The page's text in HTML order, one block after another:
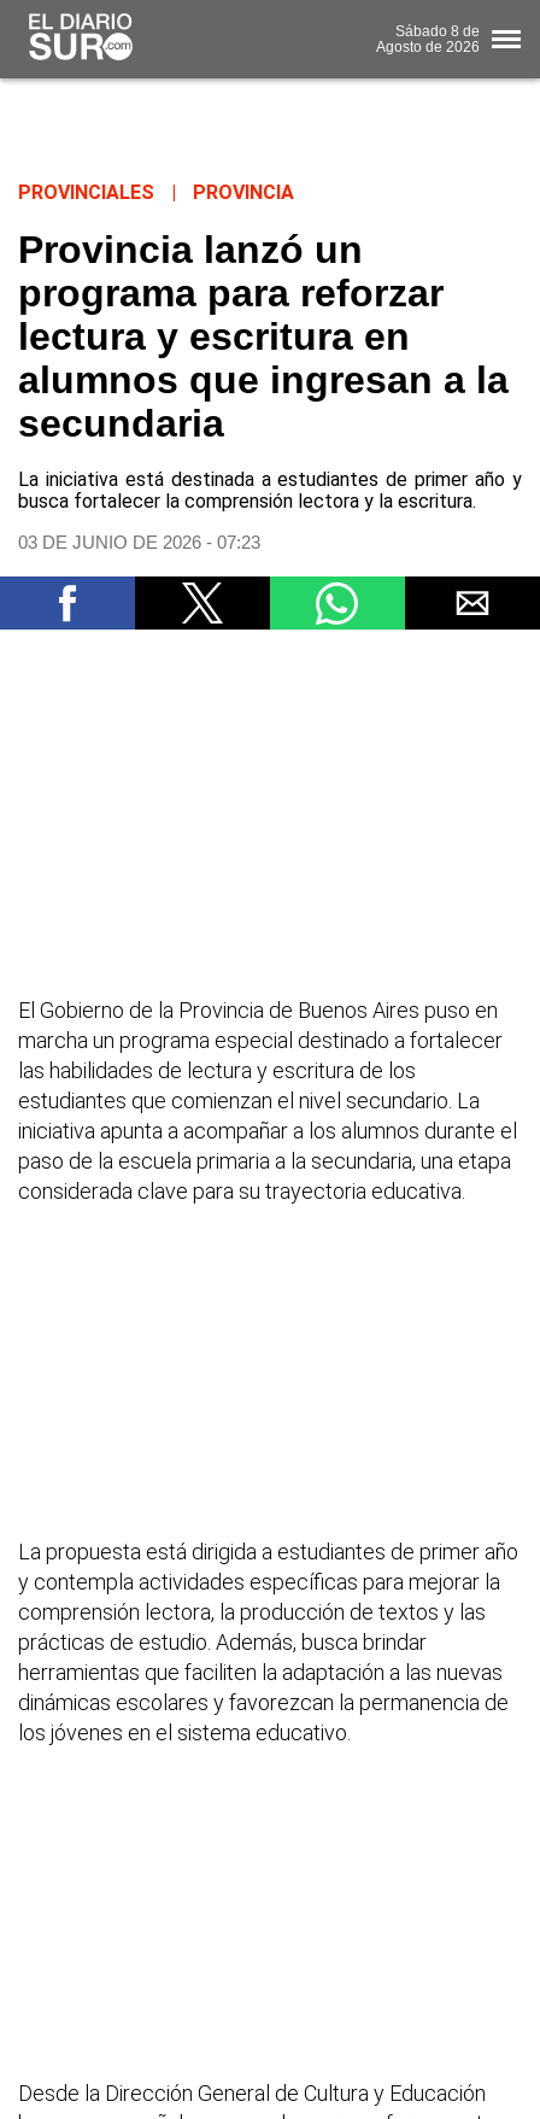
Sábado 8 de
Agosto de 2026
PROVINCIALES PROVINCIA
Provincia lanzó un
programa para reforzar
lectura y escritura en
alumnos que ingresan a la
secundaria
La iniciativa está destinada a estudiantes de primer año y
busca fortalecer la comprensión lectora y la escritura.
03 DE JUNIO DE 2026 - 07:23
El Gobierno de la Provincia de Buenos Aires puso en
marcha un programa especial destinado a fortalecer
las habilidades de lectura y escritura de los
estudiantes que comienzan el nivel secundario. La
iniciativa apunta a acompañar a los alumnos durante el
paso de la escuela primaria a la secundaria, una etapa
considerada clave para su trayectoria educativa.
La propuesta está dirigida a estudiantes de primer año
y contempla actividades específicas para mejorar la
comprensión lectora, la producción de textos y las
prácticas de estudio. Además, busca brindar
herramientas que faciliten la adaptación a las nuevas
dinámicas escolares y favorezcan la permanencia de
los jóvenes en el sistema educativo.
Desde la Dirección General de Cultura y Educación